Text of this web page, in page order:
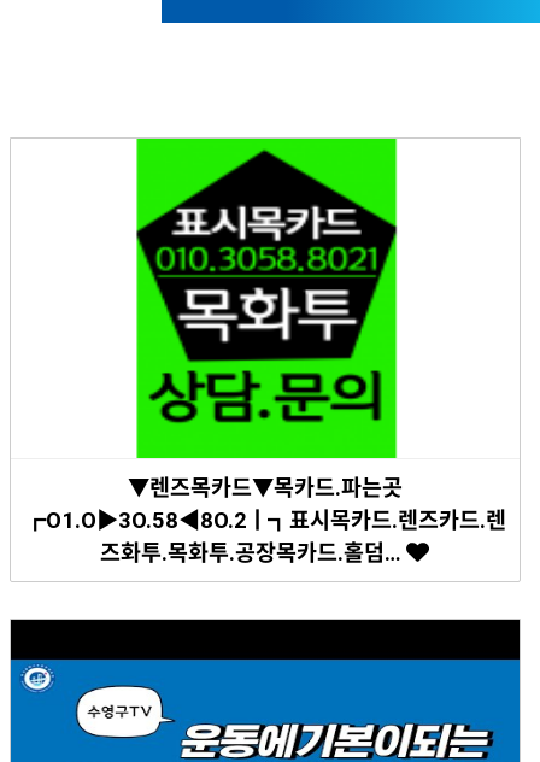
▼렌즈목카드▼목카드.파는곳
┏O1.O▶3O.58◀8O.2ㅣ┓표시목카드.렌즈카드.렌
즈화투.목화투.공장목카드.홀덤…